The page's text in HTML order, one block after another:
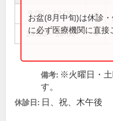
9:00～12:00 ●
14:00～18:00 ●
お盆(8月中旬)は休診
に必ず医療機関に直接
備考: ※火曜日・土
す。
休診日: 日、祝、木午後